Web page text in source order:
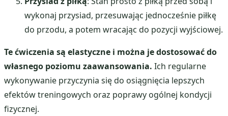
wykonaj przysiad, przesuwając jednocześnie piłkę
do przodu, a potem wracając do pozycji wyjściowej.
Te ćwiczenia są elastyczne i można je dostosować do
własnego poziomu zaawansowania. Ich regularne
wykonywanie przyczynia się do osiągnięcia lepszych
efektów treningowych oraz poprawy ogólnej kondycji
fizycznej.